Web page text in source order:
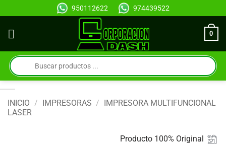
al
contenido
950112622 974439522
0
Búsqueda
de
productos
INICIO / IMPRESORAS / IMPRESORA MULTIFUNCIONAL
LASER
Producto 100% Original